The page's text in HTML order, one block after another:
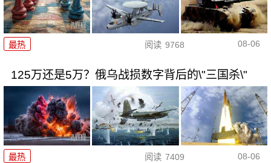
最热 阅读 9768 08-06
125万还是5万？俄乌战损数字背后的\"三国杀\"
最热 阅读 7409 08-06